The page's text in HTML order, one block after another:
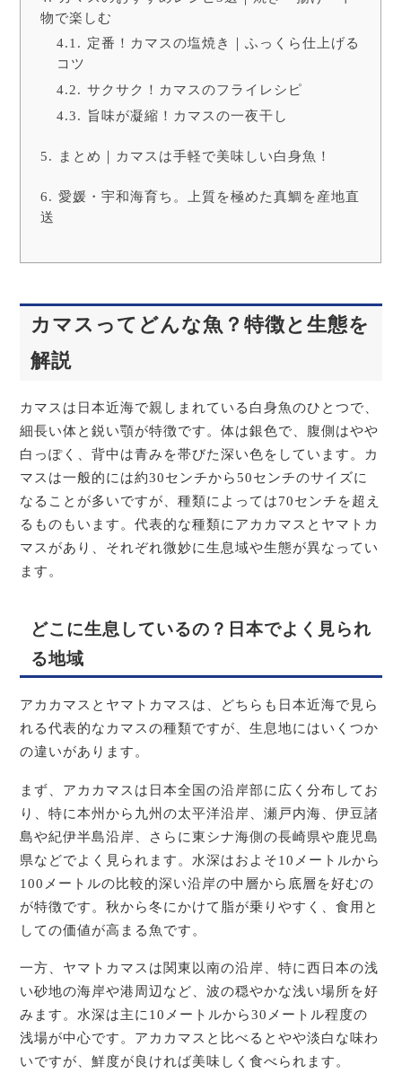
物で楽しむ
定番！カマスの塩焼き｜ふっくら仕上げる
コツ
サクサク！カマスのフライレシピ
旨味が凝縮！カマスの一夜干し
まとめ｜カマスは手軽で美味しい白身魚！
愛媛・宇和海育ち。上質を極めた真鯛を産地直
送
カマスってどんな魚？特徴と生態を
解説
カマスは日本近海で親しまれている白身魚のひとつで、
細長い体と鋭い顎が特徴です。体は銀色で、腹側はやや
白っぽく、背中は青みを帯びた深い色をしています。カ
マスは一般的には約30センチから50センチのサイズに
なることが多いですが、種類によっては70センチを超え
るものもいます。代表的な種類にアカカマスとヤマトカ
マスがあり、それぞれ微妙に生息域や生態が異なってい
ます。
どこに生息しているの？日本でよく見られ
る地域
アカカマスとヤマトカマスは、どちらも日本近海で見ら
れる代表的なカマスの種類ですが、生息地にはいくつか
の違いがあります。
まず、アカカマスは日本全国の沿岸部に広く分布してお
り、特に本州から九州の太平洋沿岸、瀬戸内海、伊豆諸
島や紀伊半島沿岸、さらに東シナ海側の長崎県や鹿児島
県などでよく見られます。水深はおよそ10メートルから
100メートルの比較的深い沿岸の中層から底層を好むの
が特徴です。秋から冬にかけて脂が乗りやすく、食用と
しての価値が高まる魚です。
一方、ヤマトカマスは関東以南の沿岸、特に西日本の浅
い砂地の海岸や港周辺など、波の穏やかな浅い場所を好
みます。水深は主に10メートルから30メートル程度の
浅場が中心です。アカカマスと比べるとやや淡白な味わ
いですが、鮮度が良ければ美味しく食べられます。